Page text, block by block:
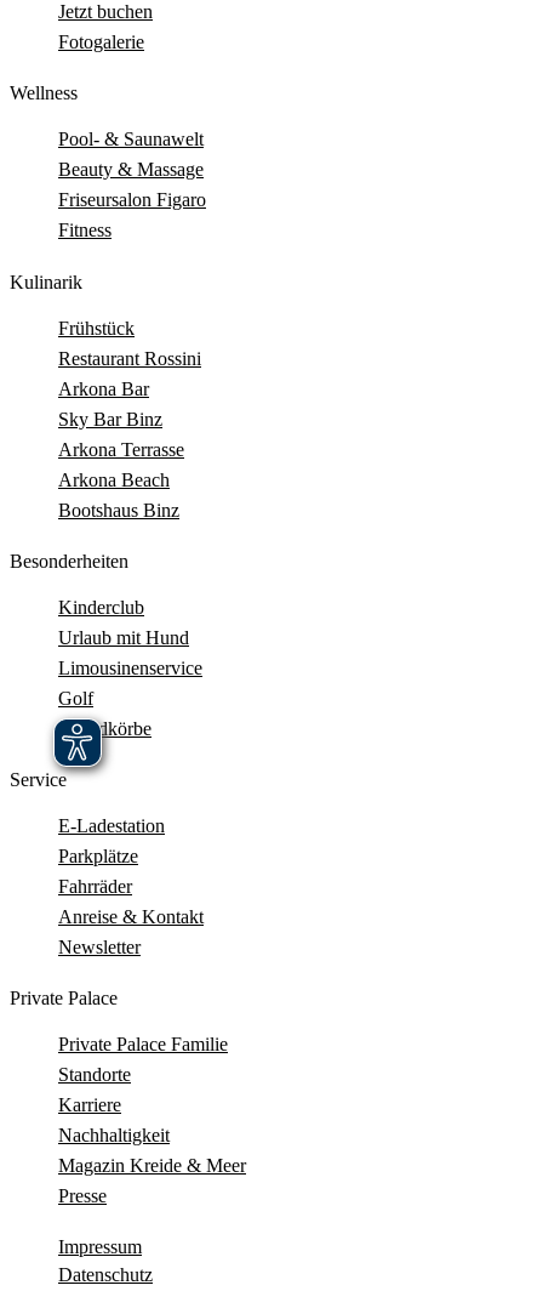
Jetzt buchen
Fotogalerie
Wellness
Pool- & Saunawelt
Beauty & Massage
Friseursalon Figaro
Fitness
Kulinarik
Frühstück
Restaurant Rossini
Arkona Bar
Sky Bar Binz
Arkona Terrasse
Arkona Beach
Bootshaus Binz
Besonderheiten
Kinderclub
Urlaub mit Hund
Limousinenservice
Golf
Strandkörbe
Service
E-Ladestation
Parkplätze
Fahrräder
Anreise & Kontakt
Newsletter
Private Palace
Private Palace Familie
Standorte
Karriere
Nachhaltigkeit
Magazin Kreide & Meer
Presse
Impressum
Datenschutz